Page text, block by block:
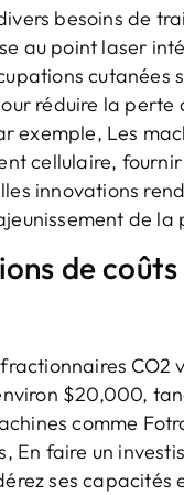
besoins de
au point laser
cutanées
réduire la
exemple, Les
cellulaire,
innovations
de la
de coûts
$20,000,
comme
En faire un
ses capacités